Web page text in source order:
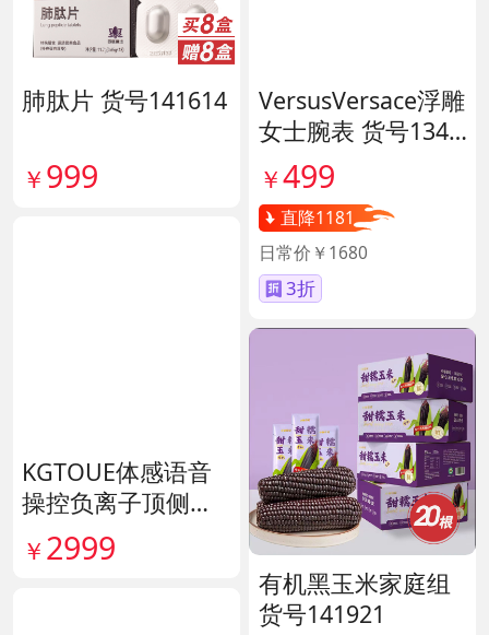
肺肽片 货号141614
￥ 999
KGTOUE体感语音
操控负离子顶侧大
吸力烟机 货号1398
28
￥ 2999
VersusVersace浮雕
女士腕表 货号1341
￥499
直降1181
日常价￥1680
3折
有机黑玉米家庭组
货号141921